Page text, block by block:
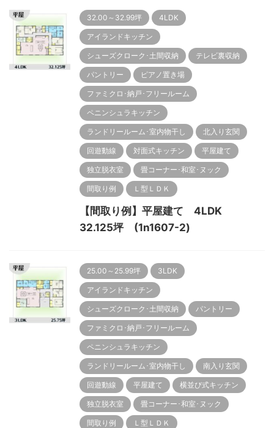
32.00～32.99坪 4LDK
アイランドキッチン
シューズクローク･土間収納 テレビ裏収納
パントリー ピアノ置き場
ファミクロ･納戸･フリールーム
ペニンシュラキッチン
ランドリールーム･室内物干し 北入り玄関
回遊動線 対面式キッチン 平屋建て
独立脱衣室 畳コーナー･和室･ヌック
間取り例 Ｌ型ＬＤＫ
【間取り例】平屋建て 4LDK
32.125坪 (1n1607-2)
25.00～25.99坪 3LDK
アイランドキッチン
シューズクローク･土間収納 パントリー
ファミクロ･納戸･フリールーム
ペニンシュラキッチン
ランドリールーム･室内物干し 南入り玄関
回遊動線 平屋建て 横並び式キッチン
独立脱衣室 畳コーナー･和室･ヌック
間取り例 Ｌ型ＬＤＫ